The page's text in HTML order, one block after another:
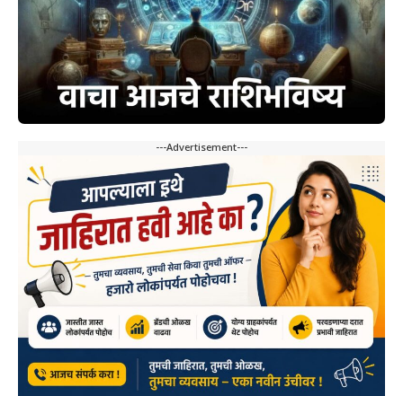
---Advertisement---